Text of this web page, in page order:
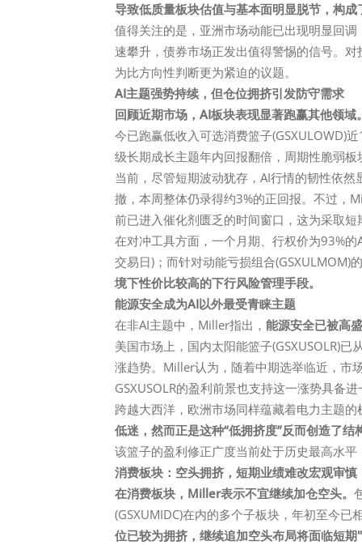
导致低质量板块估值与基本面明显脱节，构
值得关注的是，亚洲市场动能已出现明显回
速攀升，债券市场正发出值得警惕的信号。
为比方向性判断更为紧迫的议题。
AI主题强势持续，但仓位拥挤引发防守需求
回顾近期市场，AI板块表现显著跑赢其他领域
今已跑赢低收入可选消费篮子(GSXULOWD)
级长期成长主题年内回报翻倍，周期性脆弱板
当前，尽管短期波动犹存，AI行情的韧性依
撤，本周整体仍录得约3%的正回报。不过，
前已进入催化剂匮乏的时间窗口，这为采取
在对冲工具方面，一个月期、行权价为93%
交易日)；而针对动能亏损组合(GSXULMOM)
境下性价比较高的下行风险管理手段。
能源安全成为AI以外最受青睐主题
在非AI主题中，Miller指出， 能源安全已被高
美国市场上，国内太阳能篮子(GSXUSOLR)
涨趋势。Miller认为，随着中期选举临近，市
GSXUSOLR的盈利前景也支持这一涨势具备
跨越大西洋，欧洲市场同样蕴藏着电力主题
低迷，然而正是这种“低拥挤度”反而创造了结
该篮子的盈利修正广度当前处于历史最高水
消费板块：空头拥挤，短期业绩难改宏观审慎
在消费板块，Miller表示不宜继续加仓空头。
(GSXUMIDC)在内的多个子板块，年初至今
位已较为拥挤，继续追加空头布局将面临短